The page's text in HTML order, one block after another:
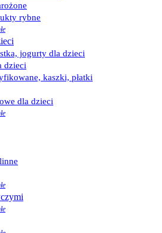
rybne
jogurty dla dzieci
dzieci
kaszki, płatki
dla dzieci